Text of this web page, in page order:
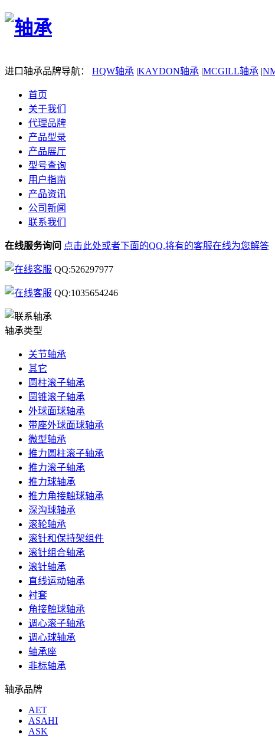
进口轴承品牌导航： HQW轴承 |KAYDON轴承 |MCGILL轴承 |
首页
关于我们
代理品牌
产品型录
产品展厅
型号查询
用户指南
产品资讯
公司新闻
联系我们
在线服务询问 点击此处或者下面的QQ,将有的客服在线为您解答
QQ:526297977
QQ:1035654246
轴承类型
关节轴承
其它
圆柱滚子轴承
圆锥滚子轴承
外球面球轴承
带座外球面球轴承
微型轴承
推力圆柱滚子轴承
推力滚子轴承
推力球轴承
推力角接触球轴承
深沟球轴承
滚轮轴承
滚针和保持架组件
滚针组合轴承
滚针轴承
直线运动轴承
衬套
角接触球轴承
调心滚子轴承
调心球轴承
轴承座
非标轴承
轴承品牌
AET
ASAHI
ASK